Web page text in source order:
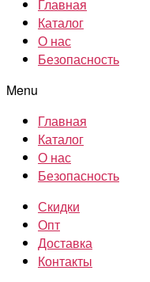
Главная
Каталог
О нас
Безопасность
Menu
Главная
Каталог
О нас
Безопасность
Скидки
Опт
Доставка
Контакты